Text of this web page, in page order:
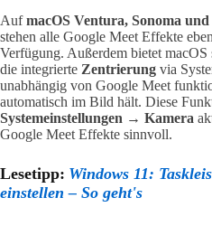
AufmacOS Ventura, Sonoma und
stehen alle Google Meet Effekte
Verfügung. Außerdem bietet
die integrierte Zentrierung via
unabhängig von Google Meet
automatisch im Bild hält. Diese
Systemeinstellungen → Kamera
Google Meet Effekte sinnvoll.
Lesetipp: Windows 11:
einstellen – So geht's